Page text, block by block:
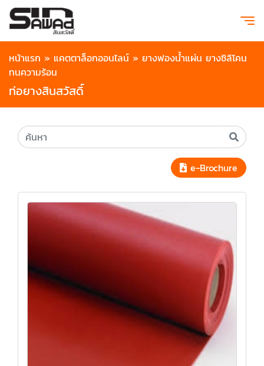
หน้าแรก » แคตตาล็อกออนไลน์ » ยางฟองน้ำแผ่น ยางซิลิโคน
ทนความร้อน
ท่อยางสินสวัสดิ์
e-Brochure